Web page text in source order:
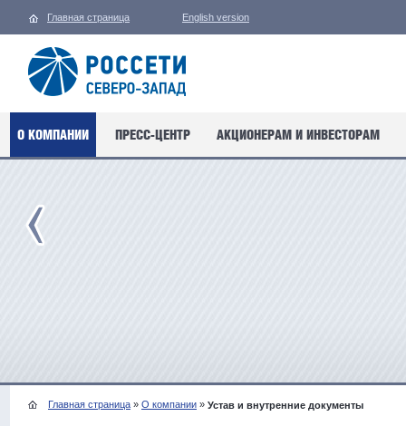
Главная страница English version
О КОМПАНИИ ПРЕСС-ЦЕНТР АКЦИОНЕРАМ И ИНВЕСТОРАМ
Главная страница » О компании » Устав и внутренние документы